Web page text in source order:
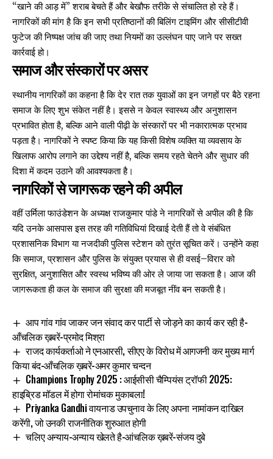
“खाने की आड़ में” शराब बेचते हैं और बेखौफ तरीके से संचालित हो रहे हैं।
नागरिकों की मांग है कि इन सभी प्रतिष्ठानों की बिलिंग टाइमिंग और सीसीटीवी
फुटेज की निष्पक्ष जांच की जाए तथा नियमों का उल्लंघन पाए जाने पर सख्त
कार्रवाई हो।
समाज और संस्कारों पर असर
स्थानीय नागरिकों का कहना है कि देर रात तक युवाओं का इन जगहों पर बैठे रहना
समाज के लिए शुभ संकेत नहीं है। इससे न केवल स्वास्थ्य और अनुशासन
प्रभावित होता है, बल्कि आने वाली पीढ़ी के संस्कारों पर भी नकारात्मक प्रभाव
पड़ता है। नागरिकों ने स्पष्ट किया कि यह किसी विशेष व्यक्ति या व्यवसाय के
खिलाफ आरोप लगाने का उद्देश्य नहीं है, बल्कि समय रहते चेतने और सुधार की
दिशा में कदम उठाने की आवश्यकता है।
नागरिकों से जागरूक रहने की अपील
वहीं उर्मिला फाउंडेशन के अध्यक्ष राजकुमार पांडे ने नागरिकों से अपील की है कि
यदि उनके आसपास इस तरह की गतिविधियां दिखाई देती हैं तो वे संबंधित
प्रशासनिक विभाग या नजदीकी पुलिस स्टेशन को तुरंत सूचित करें। उन्होंने कहा
कि समाज, प्रशासन और पुलिस के संयुक्त प्रयास से ही वसई–विरार को
सुरक्षित, अनुशासित और स्वस्थ भविष्य की ओर ले जाया जा सकता है। आज की
जागरूकता ही कल के समाज की सुरक्षा की मजबूत नींव बन सकती है।
आप गांव गांव जाकर जन संवाद कर पार्टी से जोड़ने का कार्य कर रही है-
आँचलिक ख़बरें-प्रमोद मिश्रा
राजद कार्यकर्ताओ ने एनआरसी, सीएए के विरोध में आगजनी कर मुख्य मार्ग
किया बंद-आँचलिक ख़बरें-अमर कुमार चन्दन
Champions Trophy 2025 : आईसीसी चैम्पियंस ट्रॉफी 2025:
हाइब्रिड मॉडल में होगा रोमांचक मुकाबला!
Priyanka Gandhi वायनाड उपचुनाव के लिए अपना नामांकन दाखिल
करेंगी, जो उनकी राजनीतिक शुरुआत होगी
चलिए अन्याय-अन्याय खेलते है-आंचलिक ख़बरें-संजय दुबे